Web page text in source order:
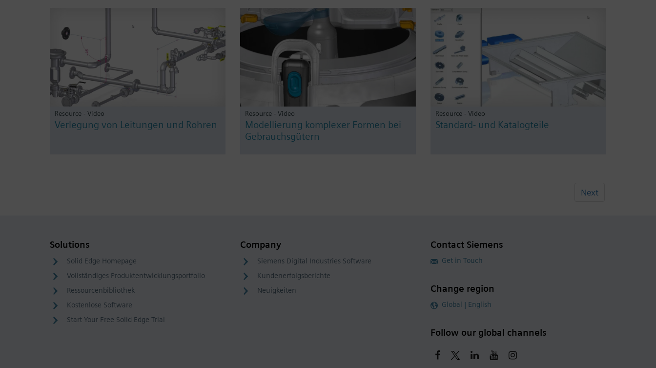
Resource - Video
Verlegung von Leitungen und Rohren
Resource - Video
Modellierung komplexer Formen bei
Gebrauchsgütern
Resource - Video
Standard- und Katalogteile
Next
Solutions
Solid Edge Homepage
Vollständiges Produktentwicklungsportfolio
Ressourcenbibliothek
Kostenlose Software
Start Your Free Solid Edge Trial
Company
Siemens Digital Industries Software
Kundenerfolgsberichte
Neuigkeiten
Contact Siemens
Get in Touch
Change region
Global | English
Follow our global channels